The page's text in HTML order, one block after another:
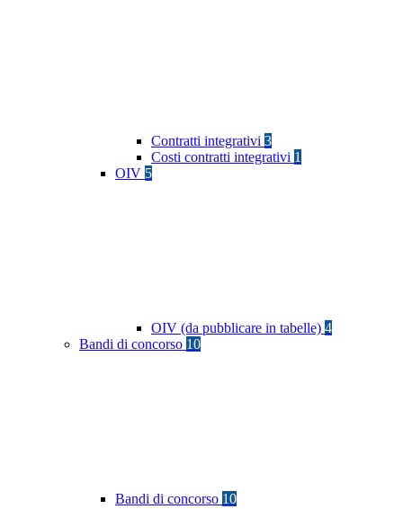
Contratti integrativi 3
Costi contratti integrativi 1
OIV 5
OIV (da pubblicare in tabelle) 4
Bandi di concorso 10
Bandi di concorso 10